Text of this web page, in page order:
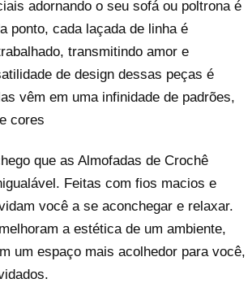
adornando o seu sofá ou poltrona é
ponto, cada laçada de linha é
transmitindo amor e
de design dessas peças é
vêm em uma infinidade de padrões,
cores
que as Almofadas de Crochê
Feitas com fios macios e
você a se aconchegar e relaxar.
a estética de um ambiente,
um espaço mais acolhedor para você,